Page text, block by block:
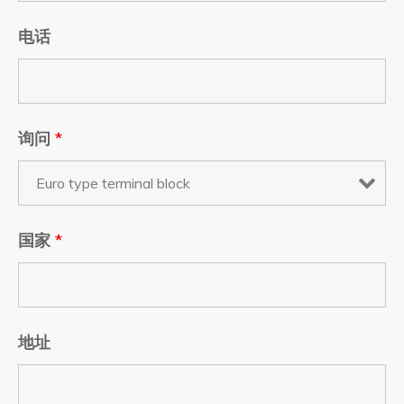
电话
询问 *
国家 *
地址